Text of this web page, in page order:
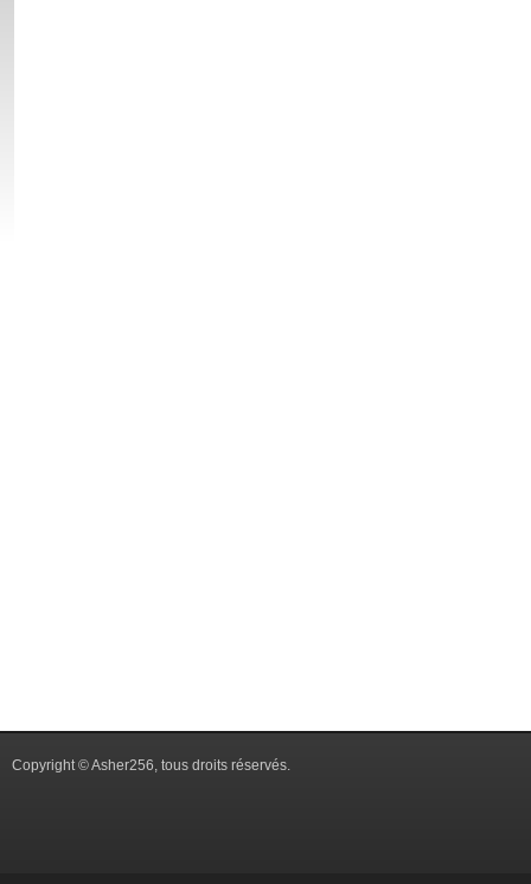
Copyright © Asher256, tous droits réservés.